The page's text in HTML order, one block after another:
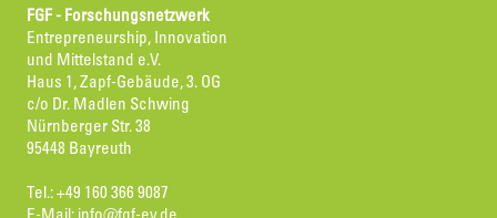
FGF - Forschungsnetzwerk
Entrepreneurship, Innovation
und Mittelstand e.V.
Haus 1, Zapf-Gebäude, 3. OG
c/o Dr. Madlen Schwing
Nürnberger Str. 38
95448 Bayreuth
Tel.: +49 160 366 9087